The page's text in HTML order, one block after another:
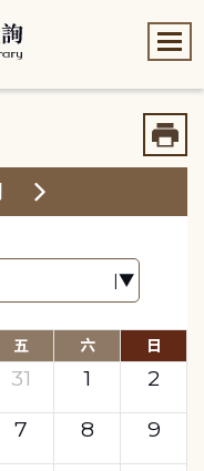
五 六 日
31 1
2
7 8
9